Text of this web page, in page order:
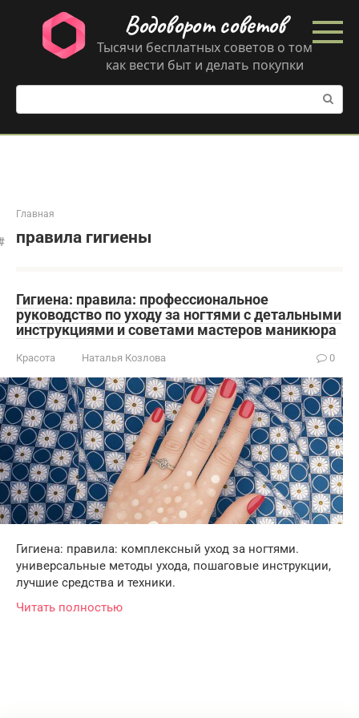
контенту
Водоворот советов
Тысячи бесплатных советов о том
как вести быт и делать покупки
Поиск:
Главная
правила гигиены
Гигиена: правила: профессиональное
руководство по уходу за ногтями с детальными
инструкциями и советами мастеров маникюра
Красота Наталья Козлова 0
Гигиена: правила: комплексный уход за ногтями.
универсальные методы ухода, пошаговые инструкции,
лучшие средства и техники.
Читать полностью